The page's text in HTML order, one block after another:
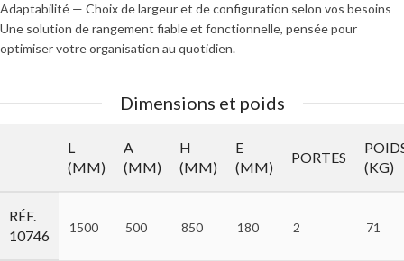
Adaptabilité — Choix de largeur et de configuration selon vos besoins
Une solution de rangement fiable et fonctionnelle, pensée pour
optimiser votre organisation au quotidien.
Dimensions et poids
L
(MM)
A
(MM)
H
(MM)
E
(MM)
PORTES
(KG)
RÉF.
10746
1500 500 850 180 2 71